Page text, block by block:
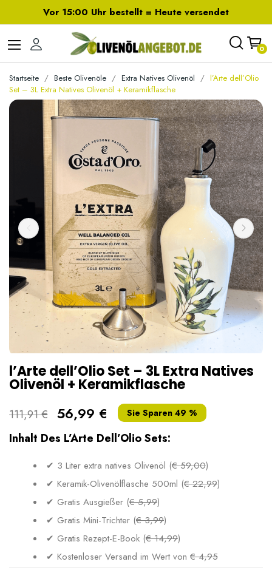
Vor 15:00 Uhr bestellt = Heute versendet
0
Startseite Beste Olivenöle Extra Natives Olivenöl
l’Arte dell’Olio
Set – 3L Extra Natives Olivenöl + Keramikflasche
l’Arte dell’Olio Set – 3L Extra Natives
Olivenöl + Keramikflasche
111,91 € 56,99 € Sie Sparen 49 %
Inhalt Des L’Arte Dell’Olio Sets:
✔ 3 Liter extra natives Olivenöl (€ 59,00)
✔ Keramik-Olivenölflasche 500ml (€ 22,99)
✔ Gratis Ausgießer (€ 5,99)
✔ Gratis Mini-Trichter (€ 3,99)
✔ Gratis Rezept-E-Book (€ 14,99)
✔ Kostenloser Versand im Wert von € 4,95